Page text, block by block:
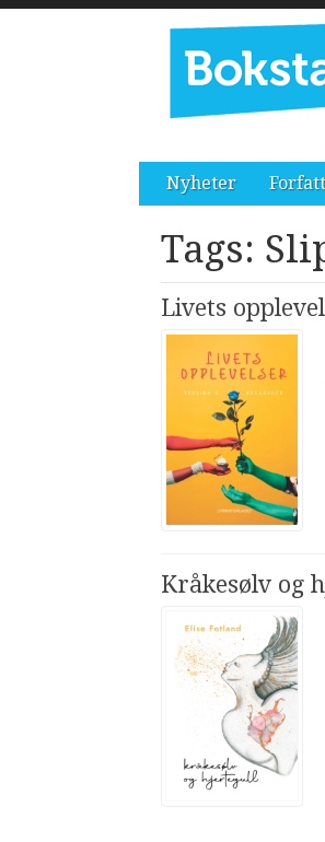
Nyheter
Tags:
Livets
Kråkesølv og